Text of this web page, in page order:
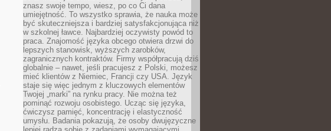
znasz swoje tempo, wiesz, po co Ci dana
umiejętność. To wszystko sprawia, że nauka może
być skuteczniejsza i bardziej satysfakcjonująca niż
w szkolnej ławce. Najbardziej oczywisty powód to
praca. Znajomość języka obcego otwiera drzwi do
lepszych stanowisk, wyższych zarobków,
zagranicznych kontraktów. Firmy współpracują dziś
globalnie – nawet, jeśli pracujesz z Polski, możesz
mieć klientów z Niemiec, Francji czy USA. Język
staje się więc jednym z kluczowych elementów
Twojej „marki” na rynku pracy. Nie można też
pominąć rozwoju osobistego. Ucząc się języka,
ćwiczysz pamięć, koncentrację i elastyczność
umysłu. Badania pokazują, że osoby dwujęzyczne